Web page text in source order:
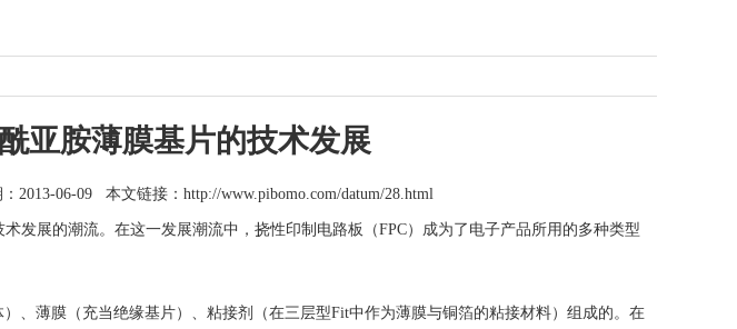
亚胺薄膜基片的技术发展
2013-06-09 本文链接： http://www.pibomo.com/datum/28.html
展的潮流。在这一发展潮流中，挠性印制电路板（FPC）成为了电子产品所用的多种类型
、薄膜（充当绝缘基片）、粘接剂（在三层型Fit中作为薄膜与铜箔的粘接材料）组成的。在